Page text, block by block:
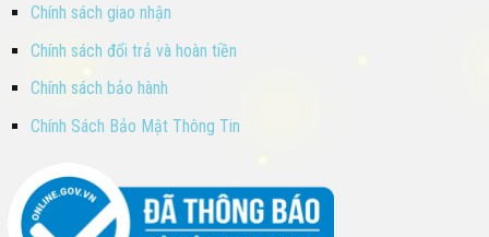
Chính sách giao nhận
Chính sách đổi trả và hoàn tiền
Chính sách bảo hành
Chính Sách Bảo Mật Thông Tin